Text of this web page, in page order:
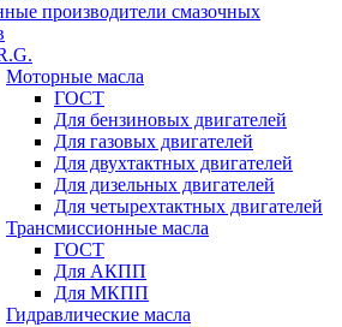
производители смазочных
Моторные масла
ГОСТ
Для бензиновых двигателей
Для газовых двигателей
Для двухтактных двигателей
Для дизельных двигателей
Для четырехтактных двигателей
Трансмиссионные масла
ГОСТ
Для АКПП
Для МКПП
Гидравлические масла